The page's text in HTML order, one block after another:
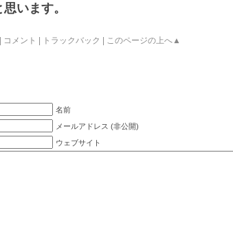
います。
コメント トラックバック このページの上へ▲
名前
メールアドレス (非公開)
ウェブサイト